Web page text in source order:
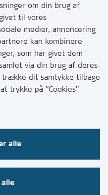
kl. 10 og 11
om din brug af
til vores
medier, annoncering
kan kombinere
som har givet dem
via din brug af deres
dit samtykke tilbage
trykke på ”Cookies”
alle